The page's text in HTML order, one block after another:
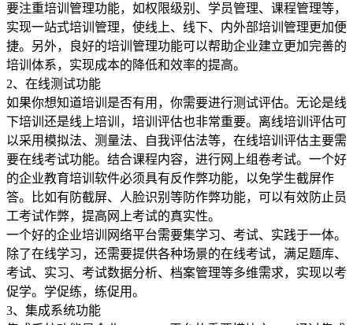
要注重培训管理功能，如权限级别、学员管理、课程管理等，
实现一站式培训管理，使线上、线下、内外部培训管理更加便
捷。另外，良好的培训管理功能可以帮助企业建立更加完善的
培训体系，实现成本的降低和效率的提高。
2、在线测试功能
如果你想知道培训是否有用，你需要进行测试评估。无论是线
下培训还是线上培训，培训评估也非常重要。离线培训评估可
以采用模拟法、测量法、自我评估法等，在线培训评估主要需
要在线考试功能。结合课程内容，进行网上组卷考试。一个好
的企业教育培训软件必须具有反作弊功能，以免学生截屏作
答。比如有防截屏、人脸识别等防作弊功能，可以有效防止员
工考试作弊，提高网上考试的真实性。
一个好的企业培训网络平台需要集学习、考试、实践于一体。
除了在线学习，还需要提供各种场景的在线考试，满足题库、
考试、实习、考试数据分析、档案管理等多维需求，实现以考
促学。学促练，练促用。
3、集成系统功能